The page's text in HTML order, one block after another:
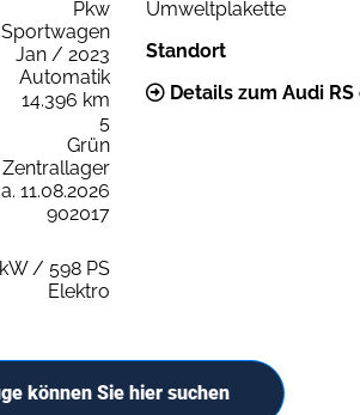
Pkw
Sportwagen
Jan / 2023
Automatik
14.396 km
5
Grün
Zentrallager
11.08.2026
902017
/ 598 PS
Elektro
Umweltplakette
Standort
Details zum Audi
können Sie hier suchen